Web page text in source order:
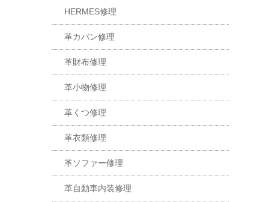
HERMES修理
革カバン修理
革財布修理
革小物修理
革くつ修理
革衣類修理
革ソファー修理
革自動車内装修理